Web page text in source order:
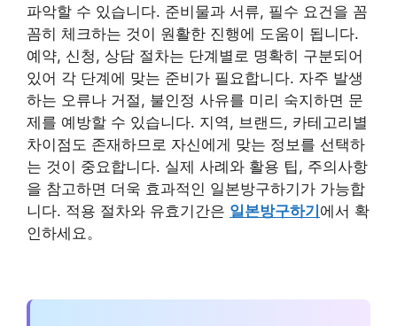
파악할 수 있습니다. 준비물과 서류, 필수 요건을 꼼
꼼히 체크하는 것이 원활한 진행에 도움이 됩니다.
예약, 신청, 상담 절차는 단계별로 명확히 구분되어
있어 각 단계에 맞는 준비가 필요합니다. 자주 발생
하는 오류나 거절, 불인정 사유를 미리 숙지하면 문
제를 예방할 수 있습니다. 지역, 브랜드, 카테고리별
차이점도 존재하므로 자신에게 맞는 정보를 선택하
는 것이 중요합니다. 실제 사례와 활용 팁, 주의사항
을 참고하면 더욱 효과적인 일본방구하기가 가능합
니다. 적용 절차와 유효기간은 일본방구하기 에서 확
인하세요。